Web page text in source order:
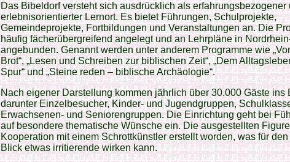
Das Bibeldorf versteht sich ausdrücklich als erfahrungsbezogener
erlebnisorientierter Lernort. Es bietet Führungen, Schulprojekte,
Gemeindeprojekte, Fortbildungen und Veranstaltungen an. Die
häufig fächerübergreifend angelegt und an Lehrpläne in
angebunden. Genannt werden unter anderem Programme wie
Brot“, „Lesen und Schreiben zur biblischen Zeit“, „Dem
Spur“ und „Steine reden – biblische Archäologie“.
Nach eigener Darstellung kommen jährlich über 30.000 Gäste ins
darunter Einzelbesucher, Kinder- und Jugendgruppen,
Erwachsenen- und Seniorengruppen. Die Einrichtung geht bei
auf besondere thematische Wünsche ein. Die ausgestellten
Kooperation mit einem Schrottkünstler erstellt worden, was für
Blick etwas irritierende wirken kann.